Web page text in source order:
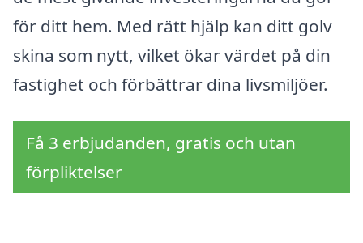
för ditt hem. Med rätt hjälp kan ditt golv
skina som nytt, vilket ökar värdet på din
fastighet och förbättrar dina livsmiljöer.
Få 3 erbjudanden, gratis och utan
förpliktelser